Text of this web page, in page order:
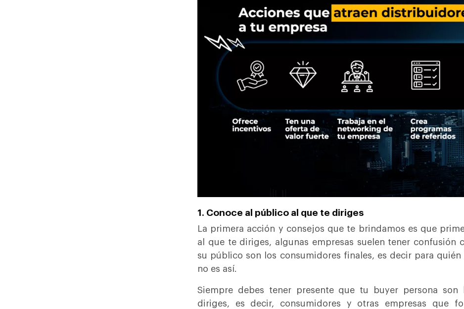
1. Conoce al público al que te diriges
La primera acción y consejos que te brindamos es que
al que te diriges, algunas empresas suelen tener confusión
su público son los consumidores finales, es decir para
no es así.
Siempre debes tener presente que tu buyer persona
diriges, es decir, consumidores y otras empresas que